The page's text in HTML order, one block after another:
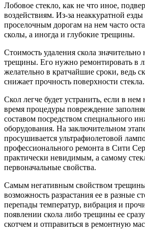
Лобовое стекло, как не что иное,
воздействиям. Из-за неаккуратной
проселочным дорогам на нем часто
сколы, а иногда и глубокие трещины.
Стоимость удаления скола
трещины. Его нужно ремонтировать в
желательно в кратчайшие сроки, ведь
снижает прочность поверхности стекла.
Скол легче будет устранить, если в нем
время процедуры повреждение
составом посредством специального
оборудования. На заключительном
просушивается ультрафиолетовой
профессионального ремонта в Сити
практически невидимым, а самому
первоначальные свойства.
Самым негативным свойством трещины
возможность разрастания ее в разные
перепады температур, вибрация и
появлении скола либо трещины ее сразу
скотчем и отправиться в ремонтную